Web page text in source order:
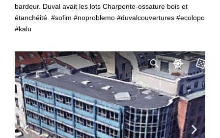
bardeur. Duval avait les lots Charpente-ossature bois et
étanchéité. #sofim #noproblemo #duvalcouvertures #ecolopo
#kalu